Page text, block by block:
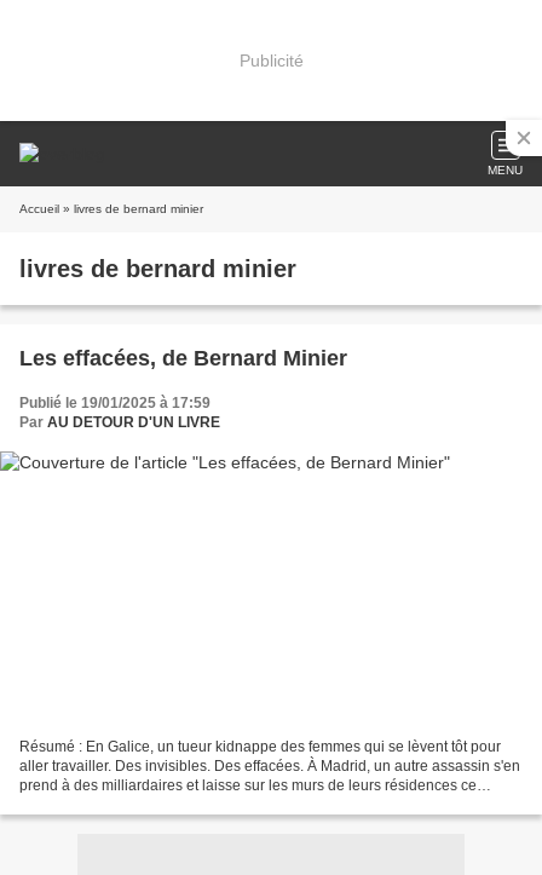
Publicité
MENU
Accueil » livres de bernard minier
livres de bernard minier
Les effacées, de Bernard Minier
Publié le 19/01/2025 à 17:59
Par AU DETOUR D'UN LIVRE
Résumé : En Galice, un tueur kidnappe des femmes qui se lèvent tôt pour
aller travailler. Des invisibles. Des effacées. À Madrid, un autre assassin s'en
prend à des milliardaires et laisse sur les murs de leurs résidences ce